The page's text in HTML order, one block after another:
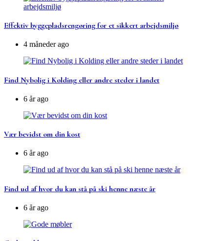
Effektiv byggepladsrengøring for et sikkert arbejdsmiljø
4 måneder ago
Find Nybolig i Kolding eller andre steder i landet
6 år ago
Vær bevidst om din kost
6 år ago
Find ud af hvor du kan stå på ski henne næste år
6 år ago